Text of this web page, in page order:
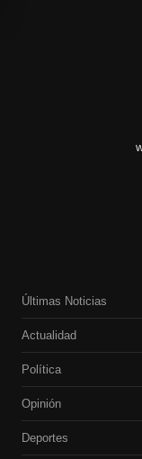
Últimas Noticias
Actualidad
Política
Opinión
Deportes